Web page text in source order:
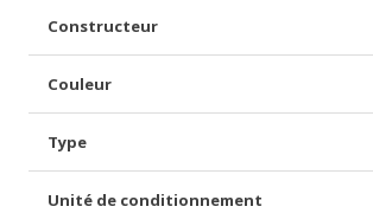
Constructeur
Couleur
Type
Unité de conditionnement